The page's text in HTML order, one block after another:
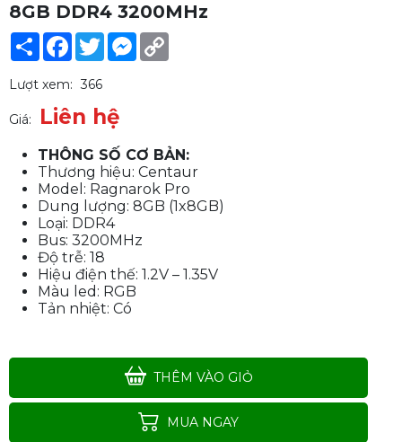
8GB DDR4 3200MHz
Share Facebook
TwitterMessenger
Lượt xem: 366
Giá: Liên hệ
THÔNG SỐ CƠ BẢN:
Thương hiệu: Centaur
Model: Ragnarok Pro
Dung lượng: 8GB (1x8GB)
Loại: DDR4
Bus: 3200MHz
Độ trễ: 18
Hiệu điện thế: 1.2V – 1.35V
Màu led: RGB
Tản nhiệt: Có
THÊM VÀO GIỎ
MUA NGAY
Ram DDR4 Adata XPG Spectrix
D50 16GB 3200Mhz RGB White